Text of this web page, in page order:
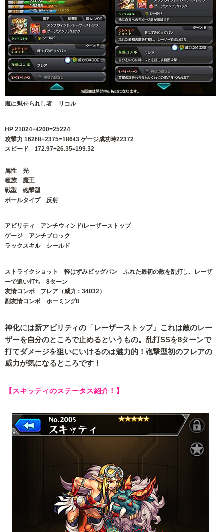
魔に魅せられし者 リコル
HP 21024+4200=25224
攻撃力 16268+2375=18643 ゲージ成功時22372
スピード 172.97+26.35=199.32
属性 光
種族 魔王
戦型 砲撃型
ボールタイプ 反射
アビリティ アンチウィンド/レーザーストップ
ゲージ アンチブロック
ラックスキル シールド
ストライクショット 軽はずみビッグバン ふれた最初の敵を乱打し、レーザ
ーで追い打ち 8ターン
友情コンボ フレア（威力：34032）
副友情コンボ ホーミング8
神化には新アビリティの「レーザーストップ」これは敵のレー
ザーを自分のところで止めるというもの。乱打SSを8ターンで
打てダメージを狙いにいけるのは魅力的！砲撃型初のフレアの
威力が気になるところです！
【スキッティのステータス紹介！】